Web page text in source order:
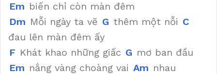
Em biến chỉ còn màn đêm
Dm Mỗi ngày ta vẽ G thêm một nỗi C
đau lên màn đêm ấy
F Khát khao những giấc G mơ ban đầu
Em nắng vàng choàng vai Am nhau